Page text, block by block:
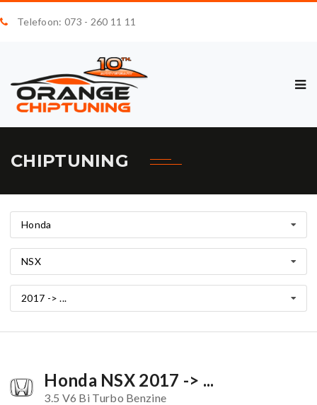
Telefoon: 073 - 260 11 11
CHIPTUNING
Honda
NSX
2017 -> ...
Honda NSX 2017 -> ...
3.5 V6 Bi Turbo Benzine